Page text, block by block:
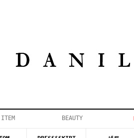
BEAUTY